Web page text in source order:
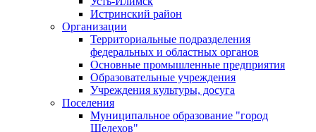
Истринский район
Организации
Территориальные подразделения
федеральных и областных органов
Основные промышленные предприятия
Образовательные учреждения
Учреждения культуры, досуга
Поселения
Муниципальное образование "город
Шелехов"